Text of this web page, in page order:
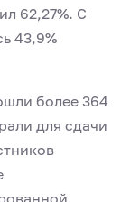
62,27%. С
43,9%
более 364
для сдачи